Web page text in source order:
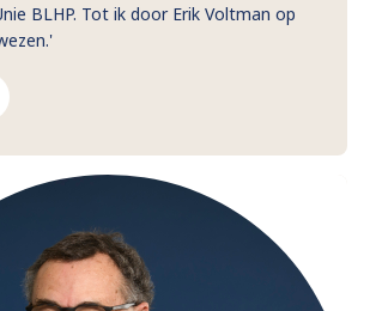
BLHP. Tot ik door Erik Voltman op